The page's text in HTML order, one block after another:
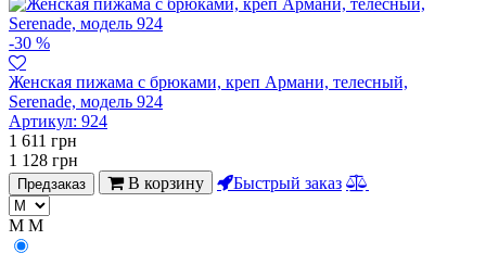
-30 %
Женская пижама с брюками, креп Армани, телесный,
Serenade, модель 924
Артикул: 924
1 611 грн
1 128 грн
Предзаказ В корзину Быстрый заказ
M M